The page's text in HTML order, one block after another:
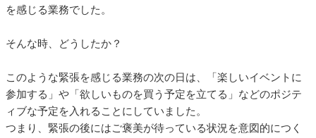
を感じる業務でした。
そんな時、どうしたか？
このような緊張を感じる業務の次の日は、「楽しいイベントに
参加する」や「欲しいものを買う予定を立てる」などのポジテ
ィブな予定を入れることにしていました。
つまり、緊張の後にはご褒美が待っている状況を意図的につく